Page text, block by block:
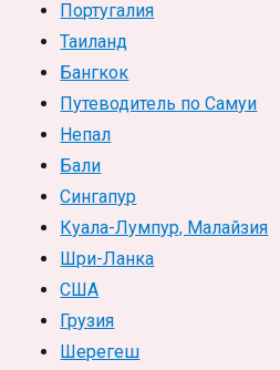
Португалия
Таиланд
Бангкок
Путеводитель по Самуи
Непал
Бали
Сингапур
Куала-Лумпур, Малайзия
Шри-Ланка
США
Грузия
Шерегеш